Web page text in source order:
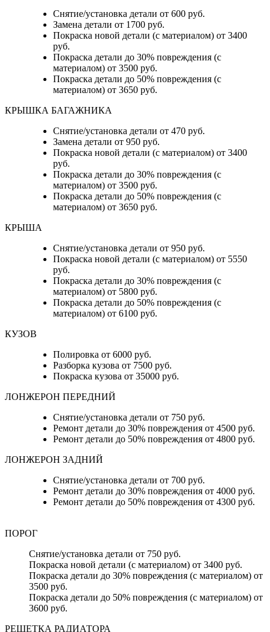
Снятие/установка детали от 600 руб.
Замена детали от 1700 руб.
Покраска новой детали (с материалом) от 3400
руб.
Покраска детали до 30% повреждения (с
материалом) от 3500 руб.
Покраска детали до 50% повреждения (с
материалом) от 3650 руб.
КРЫШКА БАГАЖНИКА
Снятие/установка детали от 470 руб.
Замена детали от 950 руб.
Покраска новой детали (с материалом) от 3400
руб.
Покраска детали до 30% повреждения (с
материалом) от 3500 руб.
Покраска детали до 50% повреждения (с
материалом) от 3650 руб.
КРЫША
Снятие/установка детали от 950 руб.
Покраска новой детали (с материалом) от 5550
руб.
Покраска детали до 30% повреждения (с
материалом) от 5800 руб.
Покраска детали до 50% повреждения (с
материалом) от 6100 руб.
КУЗОВ
Полировка от 6000 руб.
Разборка кузова от 7500 руб.
Покраска кузова от 35000 руб.
ЛОНЖЕРОН ПЕРЕДНИЙ
Снятие/установка детали от 750 руб.
Ремонт детали до 30% повреждения от 4500 руб.
Ремонт детали до 50% повреждения от 4800 руб.
ЛОНЖЕРОН ЗАДНИЙ
Снятие/установка детали от 700 руб.
Ремонт детали до 30% повреждения от 4000 руб.
Ремонт детали до 50% повреждения от 4300 руб.
ПОРОГ
Снятие/установка детали от 750 руб.
Покраска новой детали (с материалом) от 3400 руб.
Покраска детали до 30% повреждения (с материалом) от
3500 руб.
Покраска детали до 50% повреждения (с материалом) от
3600 руб.
РЕШЕТКА РАДИАТОРА